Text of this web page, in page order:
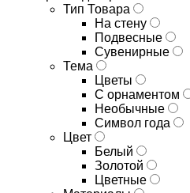
Тип Товара
На стену
Подвесные
Сувенирные
Тема
Цветы
С орнаментом
Необычные
Символ года
Цвет
Белый
Золотой
Цветные